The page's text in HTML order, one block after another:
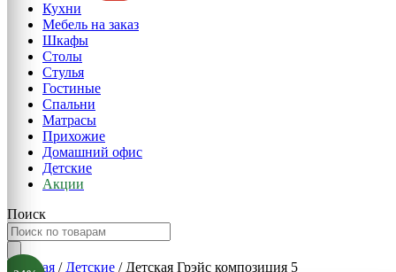
Кухни
Мебель на заказ
Шкафы
Столы
Стулья
Гостиные
Спальни
Матрасы
Прихожие
Домашний офис
Детские
Акции
Поиск
Главная /Детские / Детская Грэйс композиция 5